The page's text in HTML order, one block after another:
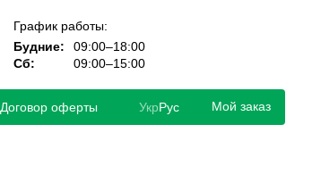
График работы:
Будние:
09:00–18:00
Сб:
09:00–15:00
Договор оферты УкрРус Мой заказ